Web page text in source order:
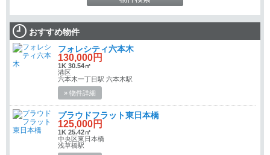
おすすめ物件
フォレシティ六本木
130,000円
1K 30.54㎡
港区
六本木一丁目駅 六本木駅
» 物件詳細
プラウドフラット東日本橋
125,000円
1K 25.42㎡
中央区東日本橋
浅草橋駅